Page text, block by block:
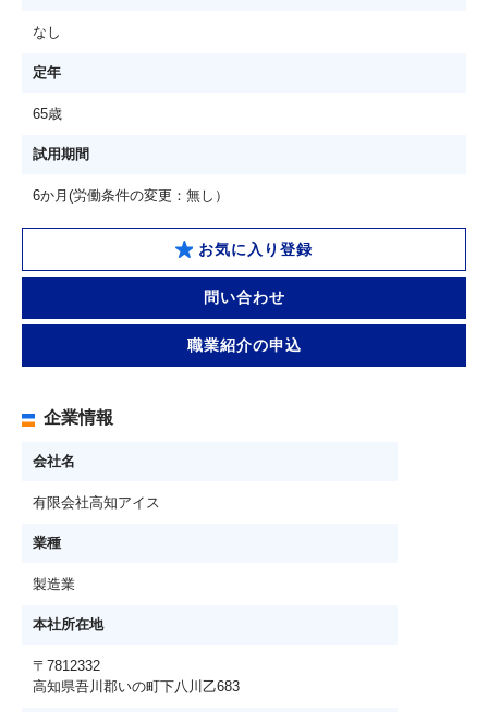
なし
定年
65歳
試用期間
6か月(労働条件の変更：無し）
お気に入り登録
問い合わせ
職業紹介の申込
企業情報
会社名
有限会社高知アイス
業種
製造業
本社所在地
〒7812332
高知県吾川郡いの町下八川乙683